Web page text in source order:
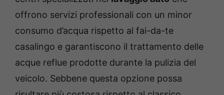
offrono servizi professionali con un minor
consumo d’acqua rispetto al fai-da-te
casalingo e garantiscono il trattamento delle
acque reflue prodotte durante la pulizia del
veicolo. Sebbene questa opzione possa